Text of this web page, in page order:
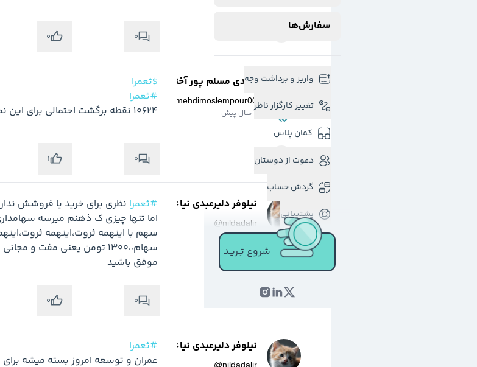
سفارش‌ها
واریز و برداشت وجه
تغییر کارگزار ناظر
کمان پلاس
دعوت از دوستان
گردش حساب
پشتیبانی
شروع تـِـریـد
0
0
مهدی مسلم پور آخته خانه
mehdimoslempour00
2 سال پیش
$ثعمرا
#ثعمرا
10624 نقطه برگشت احتمالی برای این نماد میتونه باشه
0
1
نیلوفر دلیرعبدی نیاء
@nildadalir
3 سال پیش
#ثعمرا
موفق باشید
0
0
نیلوفر دلیرعبدی نیاء
@nildadalir
#ثعمرا